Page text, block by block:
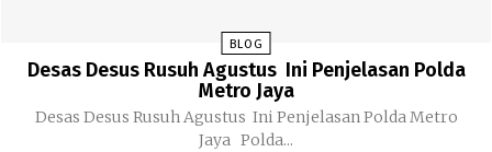
BLOG
Desas Desus Rusuh Agustus Ini Penjelasan Polda
Metro Jaya
Desas Desus Rusuh Agustus Ini Penjelasan Polda Metro
Jaya Polda...